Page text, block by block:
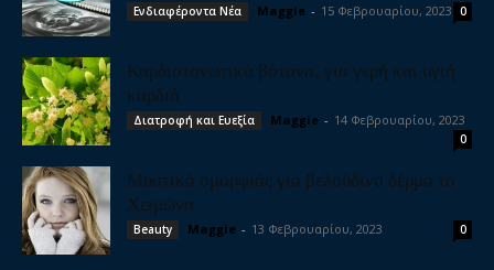
Ενδιαφέροντα Νέα Maggie - 15 Φεβρουαρίου, 2023 0
Καρδιοτονωτικά βότανα, για γερή και υγιή
καρδιά
Διατροφή και Ευεξία Maggie - 14 Φεβρουαρίου, 2023
0
Μυστικά ομορφιάς για βελούδινο δέρμα το
Χειμώνα
Beauty Maggie - 13 Φεβρουαρίου, 2023 0